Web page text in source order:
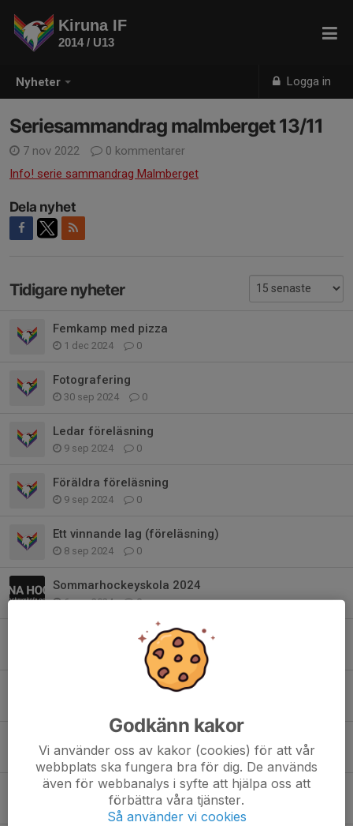
Nyheter Logga in
Kiruna IF
2014 / U13
Seriesammandrag malmberget 13/11
7 nov 2022
0 kommentarer
Info! serie sammandrag Malmberget
Dela nyhet
Tidigare nyheter
Femkamp med pizza
1 dec 2024 0
Fotografering
30 sep 2024 0
Ledar föreläsning
9 sep 2024 0
Föräldra föreläsning
9 sep 2024 0
Ett vinnande lag (föreläsning)
8 sep 2024 0
Sommarhockeyskola 2024
6 mar 2024 0
Höstlovshockey!
Sommarhockeyskola 2023
2 feb 2023 0
Föräldrautbildning 18/1
13 jan 2023 0
Godkänn kakor
Vi använder oss av kakor (cookies) för att vår
webbplats ska fungera bra för dig. De används
även för webbanalys i syfte att hjälpa oss att
förbättra våra tjänster.
Så använder vi cookies